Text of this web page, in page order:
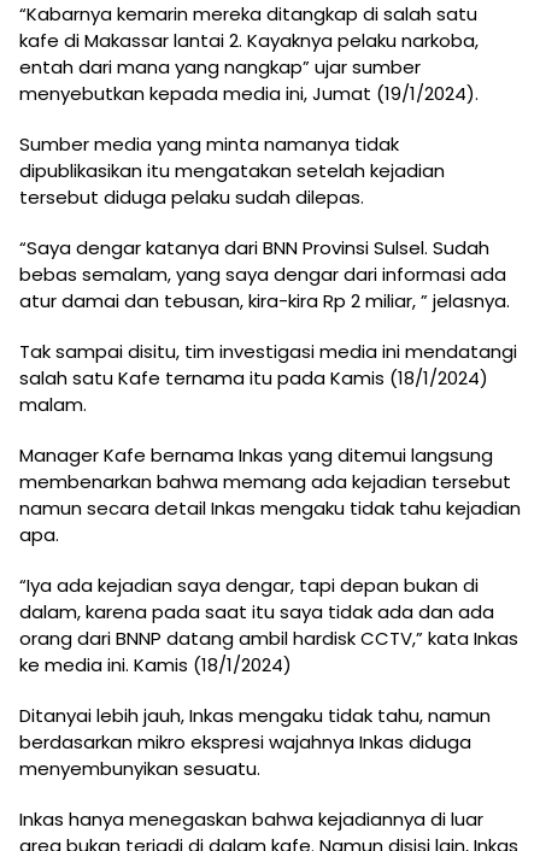
“Kabarnya kemarin mereka ditangkap di salah satu
kafe di Makassar lantai 2. Kayaknya pelaku narkoba,
entah dari mana yang nangkap” ujar sumber
menyebutkan kepada media ini, Jumat (19/1/2024).
Sumber media yang minta namanya tidak
dipublikasikan itu mengatakan setelah kejadian
tersebut diduga pelaku sudah dilepas.
“Saya dengar katanya dari BNN Provinsi Sulsel. Sudah
bebas semalam, yang saya dengar dari informasi ada
atur damai dan tebusan, kira-kira Rp 2 miliar, ” jelasnya.
Tak sampai disitu, tim investigasi media ini mendatangi
salah satu Kafe ternama itu pada Kamis (18/1/2024)
malam.
Manager Kafe bernama Inkas yang ditemui langsung
membenarkan bahwa memang ada kejadian tersebut
namun secara detail Inkas mengaku tidak tahu kejadian
apa.
“Iya ada kejadian saya dengar, tapi depan bukan di
dalam, karena pada saat itu saya tidak ada dan ada
orang dari BNNP datang ambil hardisk CCTV,” kata Inkas
ke media ini. Kamis (18/1/2024)
Ditanyai lebih jauh, Inkas mengaku tidak tahu, namun
berdasarkan mikro ekspresi wajahnya Inkas diduga
menyembunyikan sesuatu.
Inkas hanya menegaskan bahwa kejadiannya di luar
area bukan terjadi di dalam kafe. Namun disisi lain, Inkas